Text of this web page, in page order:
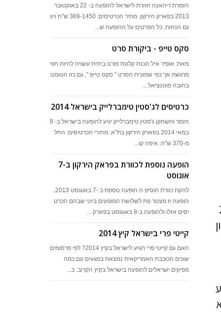
הזמרת ריהאנה חוזרת לישראל להופעה ב- 22 באוקטובר
2013 בפארק הירקון. מחיר הכרטיסים: 369-1450 ש"ח ויש
גם הנחות. כל הפרטים על ההופעה ש...
סקס טייפ - ביקורת סרט
מאת: אופיר איל הכנת קלטת פורנו ביתית עשויה להיות חוויה
מרגשת אך כפי שמוכיח הסרט " סקס טייפ ", גם כזו הטומנת
בחובה פוטנציאל ...
כרטיסים לג'סטין טימברלייק בישראל 2014
הזמר והשחקן ג'סטין טימברלייק יגיע להופעה בישראל ב- 28
במאי 2014 בפארק הירקון בת"א. מחירי הכרטיסים: החל
מ-370 ש"ח. איפה קו...
הופעה נוספת לכוורת בפראק הירקון ב-7
אוגוסט
להקת כוורת הוסיפ ה הופעה נוספת ב -7 באוגוסט 2013.
הופעה זו מצטר פת לשלושת המופעים ביוני שבהם הכרט
יסים אזלו ולהופעה ב-8 באוגוסט בפארק ...
קייטי פרי בישראל קיץ 2014
האם גם קייטי פרי תגיע לישראל בקיץ 2014? לפי פרסומים
שונים הכוכבת האמריקאית נמצאת במגעים עם כמה
מפיקים ישראלים להופעה בישראל בקיץ הקרוב. כ...